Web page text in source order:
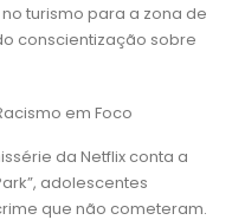
turismo para a zona de
conscientização sobre
em Foco
da Netflix conta a
adolescentes
que não cometeram.